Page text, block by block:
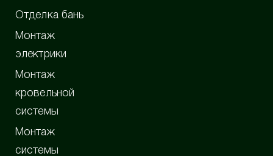
Отделка бань
Монтаж
электрики
Монтаж
кровельной
системы
Монтаж
системы